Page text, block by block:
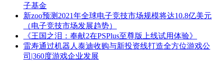
子基金
新zoo预测2021年全球电子竞技市场规模将达10.8亿美元
（电子竞技市场发展趋势）
《王国之泪：奉献2在PSPlus至尊版上线试用体验》
雷寿通过机器人泰迪收购与新投资线打造全方位游戏公
司|360度游戏企业发展